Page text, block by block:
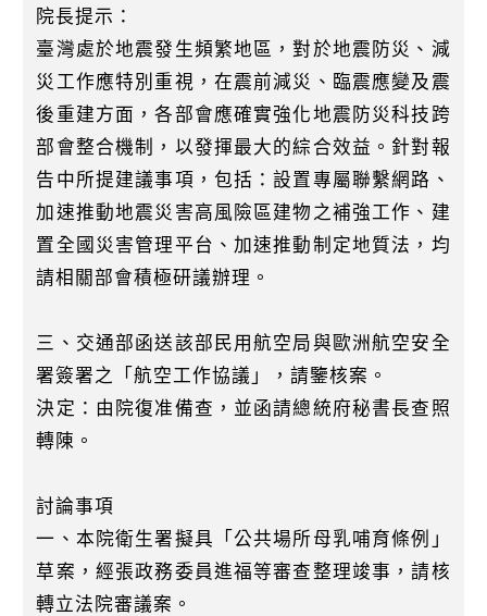
院長提示：
臺灣處於地震發生頻繁地區，對於地震防災、減
災工作應特別重視，在震前減災、臨震應變及震
後重建方面，各部會應確實強化地震防災科技跨
部會整合機制，以發揮最大的綜合效益。針對報
告中所提建議事項，包括：設置專屬聯繫網路、
加速推動地震災害高風險區建物之補強工作、建
置全國災害管理平台、加速推動制定地質法，均
請相關部會積極研議辦理。
三、交通部函送該部民用航空局與歐洲航空安全
署簽署之「航空工作協議」，請鑒核案。
決定：由院復准備查，並函請總統府秘書長查照
轉陳。
討論事項
一、本院衛生署擬具「公共場所母乳哺育條例」
草案，經張政務委員進福等審查整理竣事，請核
轉立法院審議案。